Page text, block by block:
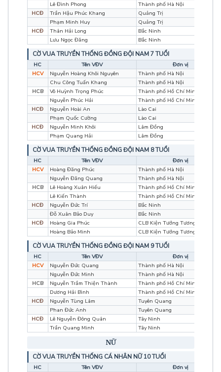
Lê Đình Phong
Thành phố Hà Nội
HCĐ
Trần Hậu Phúc Khang
Quảng Trị
Phạm Minh Huy
Quảng Trị
HCĐ
Thân Hải Long
Bắc Ninh
Lưu Ngọc Đăng
Bắc Ninh
CỜ VUA TRUYỀN THỐNG ĐỒNG ĐỘI NAM 7 TUỔI
HC Tên VĐV
Đơn vị
HCV
Nguyễn Hoàng Khôi Nguyên
Thành phố Hà Nội
Chu Công Tuấn Khang
Thành phố Hà Nội
HCB
Võ Huỳnh Trọng Phúc
Thành phố Hồ Chí Minh
Nguyễn Phúc Hải
Thành phố Hồ Chí Minh
HCĐ
Nguyễn Hoài An
Lào Cai
Phạm Quốc Cường
Lào Cai
HCĐ
Nguyễn Minh Khôi
Lâm Đồng
Phạm Quang Hải
Lâm Đồng
CỜ VUA TRUYỀN THỐNG ĐỒNG ĐỘI NAM 8 TUỔI
HC Tên VĐV
Đơn vị
HCV
Hoàng Đăng Phúc
Thành phố Hà Nội
Nguyễn Đăng Quang
Thành phố Hà Nội
HCB
Lê Hoàng Xuân Hiếu
Thành phố Hồ Chí Minh
Lê Kiến Thành
Thành phố Hồ Chí Minh
HCĐ
Nguyễn Đức Trí
Bắc Ninh
Đỗ Xuân Bảo Duy
Bắc Ninh
HCĐ
Hoàng Gia Phúc
CLB Kiện Tướng Tương Lai
Hoàng Bảo Minh
CLB Kiện Tướng Tương Lai
CỜ VUA TRUYỀN THỐNG ĐỒNG ĐỘI NAM 9 TUỔI
HC Tên VĐV
Đơn vị
HCV
Nguyễn Đức Quang
Thành phố Hà Nội
Nguyễn Đức Minh
Thành phố Hà Nội
HCB
Nguyễn Trầm Thiện Thành
Thành phố Hồ Chí Minh
Dương Hải Bình
Thành phố Hồ Chí Minh
HCĐ
Nguyễn Tùng Lâm
Tuyên Quang
Phan Đức Anh
Tuyên Quang
HCĐ
Lê Nguyễn Đông Quân
Tây Ninh
Trần Quang Minh
Tây Ninh
NỮ
CỜ VUA TRUYỀN THỐNG CÁ NHÂN NỮ 10 TUỔI
HC Tên VĐV
Đơn vị